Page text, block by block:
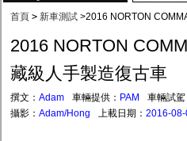
首頁 > 新車測試 >2016 NORTON
2016 NORTON
藏級人手製造復古車
撰文： Adam 車輛提供： PAM 車輛試駕
攝影： Adam/Hong 上載日期： 2016-